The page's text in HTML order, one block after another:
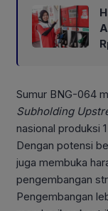
Sumur BNG-064
Subholding
nasional produksi
Dengan potensi
juga membuka
pengembangan
Pengembangan